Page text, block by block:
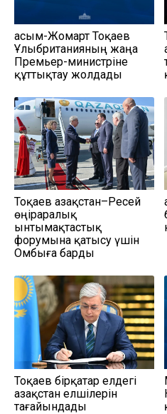
Қасым-Жомарт Тоқаев
Ұлыбританияның жаңа
Премьер-министріне
құттықтау жолдады
Тоқаев Қазақстан–Ресей
өңіраралық
ынтымақтастық
форумына қатысу үшін
Омбыға барды
Тоқаев бірқатар елдегі
Қазақстан елшілерін
тағайындады